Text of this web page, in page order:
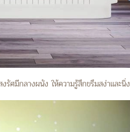
รัศมีกลางผนัง ให้ความรู้สึกขรึมสง่าและนิ่ง